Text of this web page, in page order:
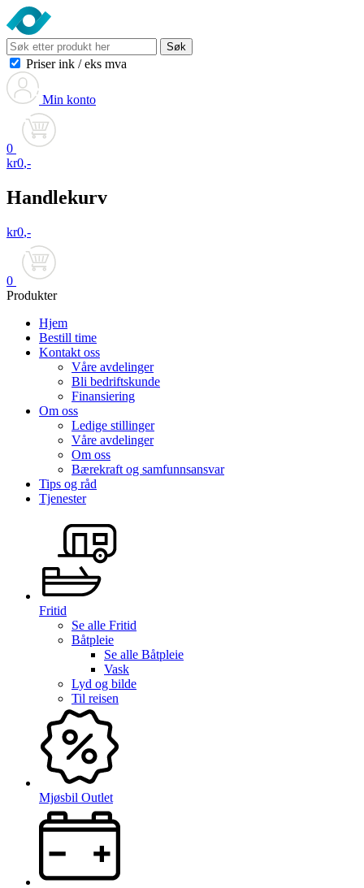
Søk
Priser ink / eks mva
Min konto
0
kr0,-
Handlekurv
kr0,-
0
Produkter
Hjem
Bestill time
Kontakt oss
Våre avdelinger
Bli bedriftskunde
Finansiering
Om oss
Ledige stillinger
Våre avdelinger
Om oss
Bærekraft og samfunnsansvar
Tips og råd
Tjenester
Fritid
Se alle Fritid
Båtpleie
Se alle Båtpleie
Vask
Lyd og bilde
Til reisen
Mjøsbil Outlet